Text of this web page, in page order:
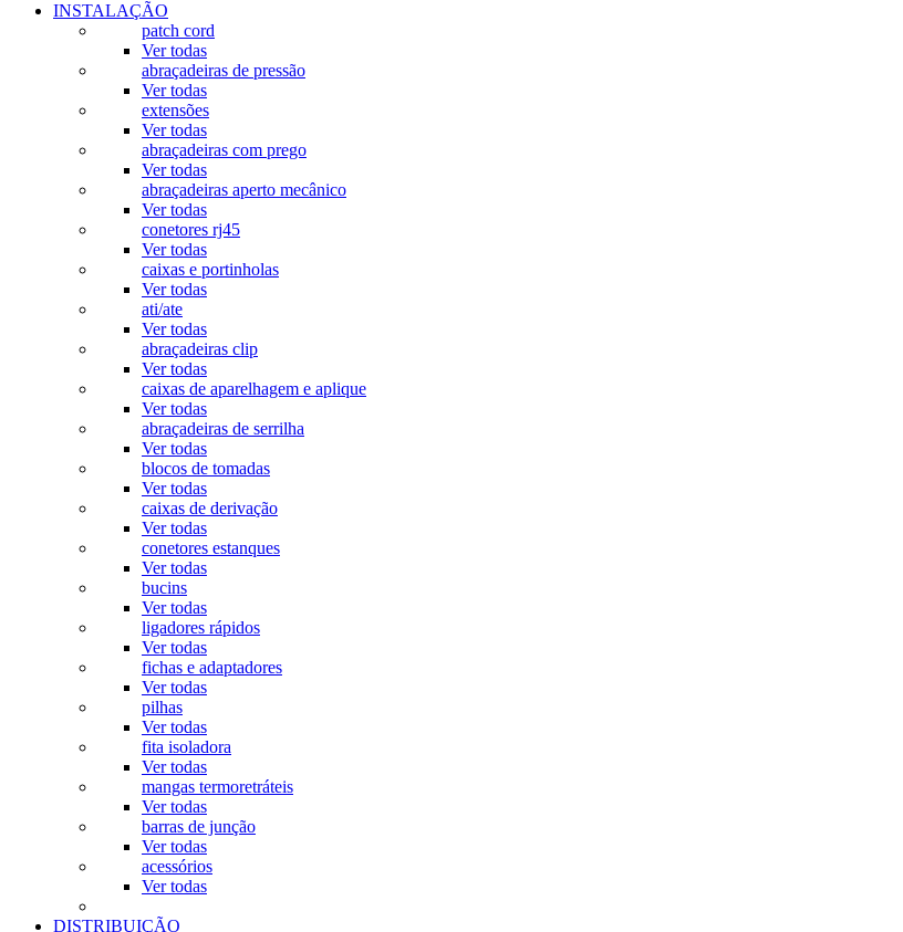
INSTALAÇÃO
patch cord
Ver todas
abraçadeiras de pressão
Ver todas
extensões
Ver todas
abraçadeiras com prego
Ver todas
abraçadeiras aperto mecânico
Ver todas
conetores rj45
Ver todas
caixas e portinholas
Ver todas
ati/ate
Ver todas
abraçadeiras clip
Ver todas
caixas de aparelhagem e aplique
Ver todas
abraçadeiras de serrilha
Ver todas
blocos de tomadas
Ver todas
caixas de derivação
Ver todas
conetores estanques
Ver todas
bucins
Ver todas
ligadores rápidos
Ver todas
fichas e adaptadores
Ver todas
pilhas
Ver todas
fita isoladora
Ver todas
mangas termoretráteis
Ver todas
barras de junção
Ver todas
acessórios
Ver todas
DISTRIBUIÇÃO